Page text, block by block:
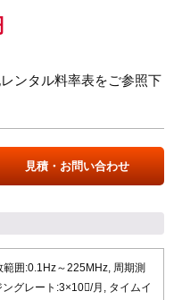
ンタル料率表をご参照下
見積・お問い合わせ
囲:0.1Hz～225MHz, 周期測
グレート:3×10/月, タイムイ